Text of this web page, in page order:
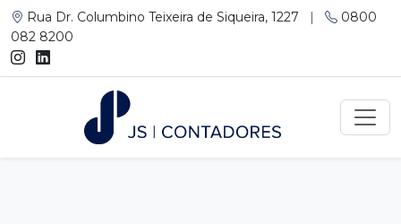
Rua Dr. Columbino Teixeira de Siqueira, 1227 |
0800
082 8200